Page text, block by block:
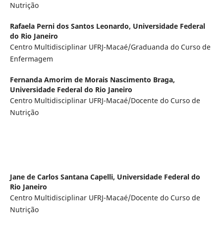
Nutrição
Rafaela Perni dos Santos Leonardo, Universidade Federal
do Rio Janeiro
Centro Multidisciplinar UFRJ-Macaé/Graduanda do Curso de
Enfermagem
Fernanda Amorim de Morais Nascimento Braga,
Universidade Federal do Rio Janeiro
Centro Multidisciplinar UFRJ-Macaé/Docente do Curso de
Nutrição
Jane de Carlos Santana Capelli, Universidade Federal do
Rio Janeiro
Centro Multidisciplinar UFRJ-Macaé/Docente do Curso de
Nutrição